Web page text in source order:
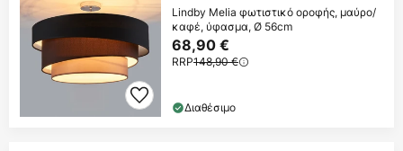
Lindby Melia φωτιστικό οροφής, μαύρο/
καφέ, ύφασμα, Ø 56cm
68,90 €
RRP148,90 €
Διαθέσιμο